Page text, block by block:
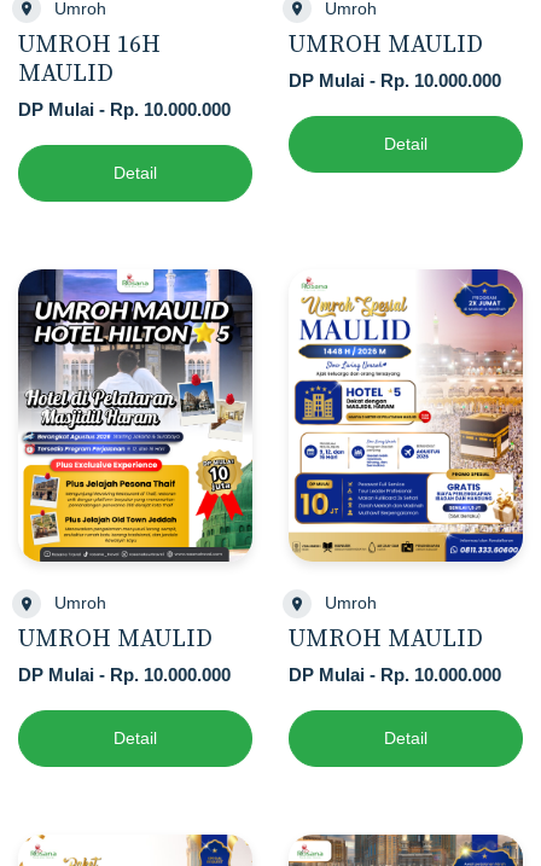
Umroh
UMROH 16H
MAULID
DP Mulai - Rp. 10.000.000
Detail
Umroh
UMROH MAULID
DP Mulai - Rp. 10.000.000
Detail
Umroh
UMROH MAULID
DP Mulai - Rp. 10.000.000
Detail
Umroh
UMROH MAULID
DP Mulai - Rp. 10.000.000
Detail